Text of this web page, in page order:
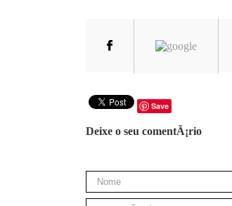
Save
Deixe o seu comentÃ¡rio